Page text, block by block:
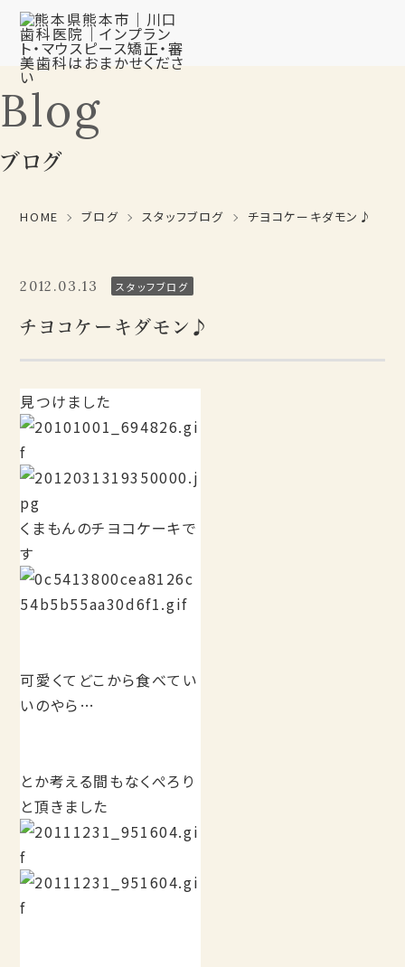
Blog
ブログ
HOME ブログ スタッフブログ チヨコケーキダモン♪
2012.03.13 スタッフブログ
チヨコケーキダモン♪
見つけました
くまもんのチヨコケーキで
す
可愛くてどこから食べてい
いのやら…
とか考える間もなくぺろり
と頂きました